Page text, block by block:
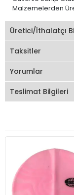
Malzemelerden
Üretici/İthalatçı
Taksitler
Yorumlar
Teslimat Bilgileri